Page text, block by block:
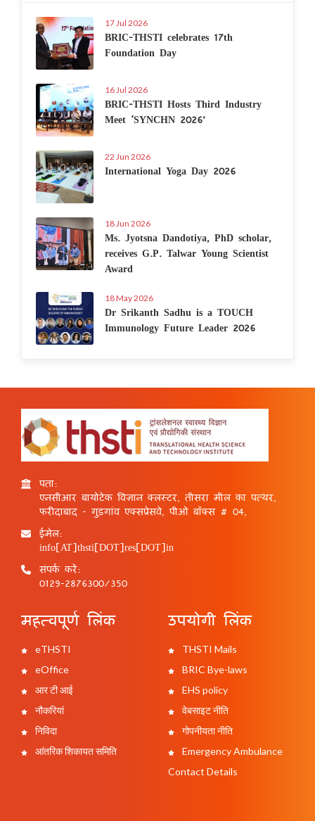
17 Jul 2026
BRIC-THSTI celebrates 17th
Foundation Day
16 Jul 2026
BRIC-THSTI Hosts Third Industry
Meet ‘SYNCHN 2026’
22 Jun 2026
International Yoga Day 2026
18 Jun 2026
Ms. Jyotsna Dandotiya, PhD scholar,
receives G.P. Talwar Young Scientist
Award
18 May 2026
Dr Srikanth Sadhu is a TOUCH
Immunology Future Leader 2026
पता:
एनसीआर बायोटेक विज्ञान क्लस्टर, तीसरा मील का पत्थर,
फरीदाबाद - गुड़गांव एक्सप्रेसवे, पीओ बॉक्स # 04,
ईमेल:
info[AT]thsti[DOT]res[DOT]in
संपर्क करें:
0129-2876300/350
महत्वपूर्ण लिंक
eTHSTI
eOffice
आर टी आई
नौकरियां
निविदा
आंतरिक शिकायत समिति
उपयोगी लिंक
THSTI Mails
BRIC Bye-laws
EHS policy
वेबसाइट नीति
गोपनीयता नीति
Emergency Ambulance
Contact Details